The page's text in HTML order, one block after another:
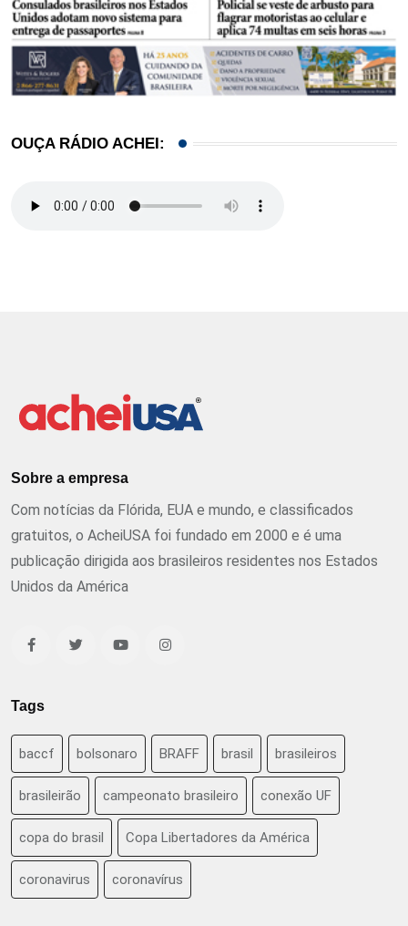
OUÇA RÁDIO ACHEI:
Sobre a empresa
Com notícias da Flórida, EUA e mundo, e classificados
gratuitos, o AcheiUSA foi fundado em 2000 e é uma
publicação dirigida aos brasileiros residentes nos Estados
Unidos da América
Tags
baccf bolsonaro BRAFF brasil brasileiros
brasileirão campeonato brasileiro conexão UF
copa do brasil Copa Libertadores da América
coronavirus coronavírus